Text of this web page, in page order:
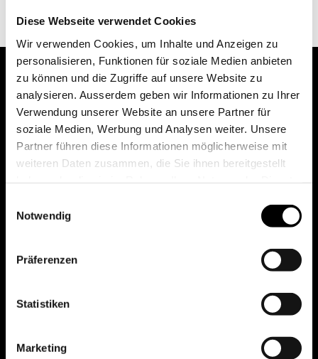
Diese Webseite verwendet Cookies
Wir verwenden Cookies, um Inhalte und Anzeigen zu
personalisieren, Funktionen für soziale Medien anbieten
zu können und die Zugriffe auf unsere Website zu
analysieren. Ausserdem geben wir Informationen zu Ihrer
Verwendung unserer Website an unsere Partner für
soziale Medien, Werbung und Analysen weiter. Unsere
Partner führen diese Informationen möglicherweise mit
weiteren Daten zusammen, die Sie ihnen bereitgestellt
Notwendig
Präferenzen
Statistiken
Marketing